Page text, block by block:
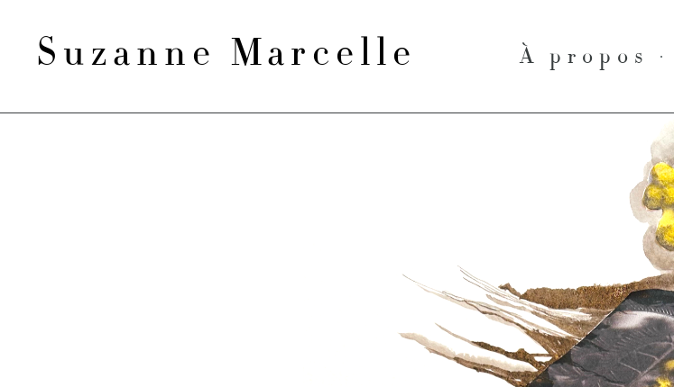
Suzanne Marcelle À propos